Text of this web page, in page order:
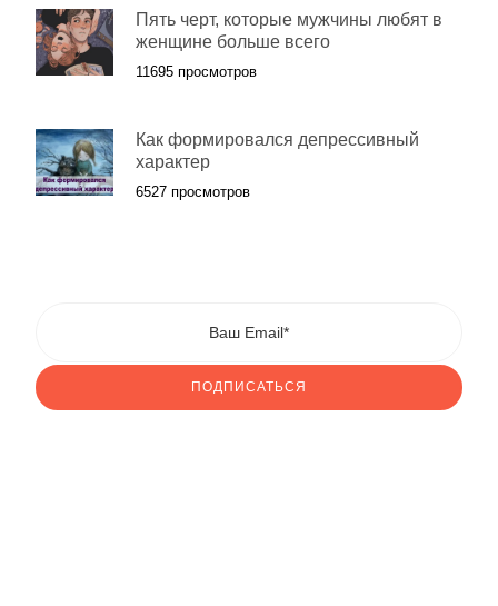
Пять черт, которые мужчины любят в
женщине больше всего
11695 просмотров
Как формировался депрессивный
характер
6527 просмотров
ПОДПИСАТЬСЯ